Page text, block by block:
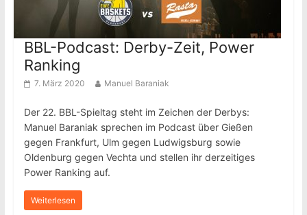
BBL-Podcast: Derby-Zeit, Power
Ranking
7. März 2020 Manuel Baraniak
Der 22. BBL-Spieltag steht im Zeichen der Derbys:
Manuel Baraniak sprechen im Podcast über Gießen
gegen Frankfurt, Ulm gegen Ludwigsburg sowie
Oldenburg gegen Vechta und stellen ihr derzeitiges
Power Ranking auf.
Weiterlesen